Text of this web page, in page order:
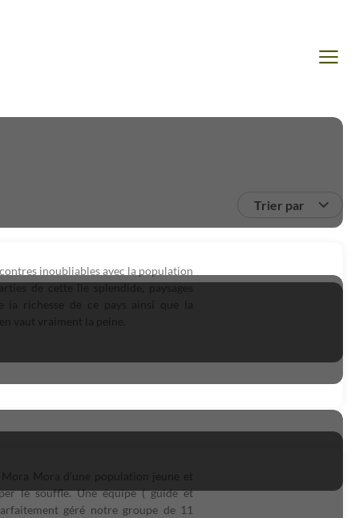
Trier par
inoubliables avec la population
le souffle. Une équipe ( guide et
géré notre groupe de 11